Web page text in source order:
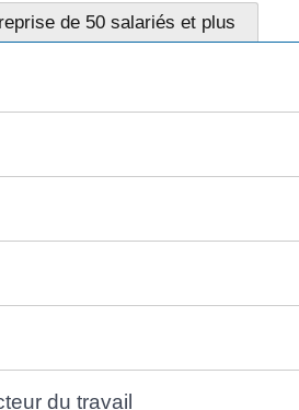
de 50 salariés et plus
du travail